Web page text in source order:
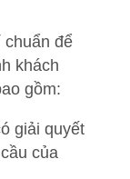
chuẩn để
khách
gồm:
giải quyết
của